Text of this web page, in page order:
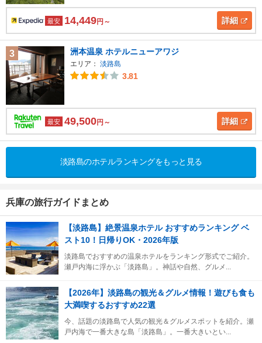
最安 14,449円～ 詳細
3 洲本温泉 ホテルニューアワジ
エリア： 淡路島
3.81
最安 49,500円～ 詳細
淡路島のホテルランキングをもっと見る
兵庫の旅行ガイドまとめ
【淡路島】絶景温泉ホテル おすすめランキング ベ
スト10！日帰りOK・2026年版
淡路島でおすすめの温泉ホテルをランキング形式でご紹介。
瀬戸内海に浮かぶ「淡路島」。神話や自然、グルメ...
【2026年】淡路島の観光＆グルメ情報！遊びも食も
大満喫するおすすめ22選
今、話題の淡路島で人気の観光＆グルメスポットを紹介。瀬
戸内海で一番大きな島「淡路島」。一番大きいとい...